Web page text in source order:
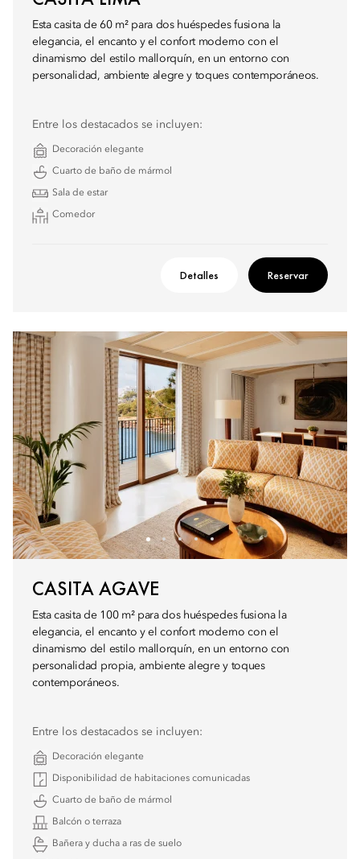
Esta casita de 60 m² para dos huéspedes fusiona la
elegancia, el encanto y el confort moderno con el
dinamismo del estilo mallorquín, en un entorno con
personalidad, ambiente alegre y toques contemporáneos.
Entre los destacados se incluyen:
Decoración elegante
Cuarto de baño de mármol
Sala de estar
Comedor
Detalles Reservar
CASITA AGAVE
Esta casita de 100 m² para dos huéspedes fusiona la
elegancia, el encanto y el confort moderno con el
dinamismo del estilo mallorquín, en un entorno con
personalidad propia, ambiente alegre y toques
contemporáneos.
Entre los destacados se incluyen:
Decoración elegante
Disponibilidad de habitaciones comunicadas
Cuarto de baño de mármol
Balcón o terraza
Bañera y ducha a ras de suelo